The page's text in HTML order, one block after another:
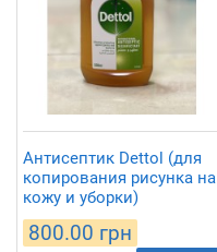
Антисептик Dettol (для
копирования рисунка на
кожу и уборки)
800.00 грн